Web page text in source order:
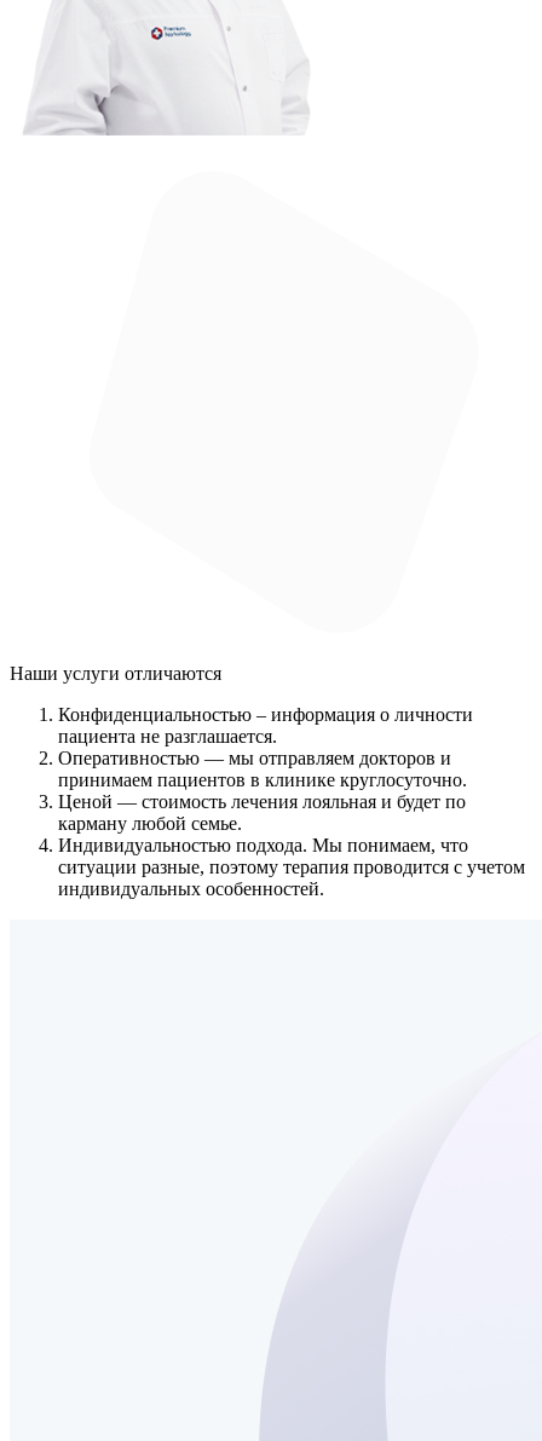
Наши услуги отличаются
Конфиденциальностью – информация о личности
пациента не разглашается.
Оперативностью — мы отправляем докторов и
принимаем пациентов в клинике круглосуточно.
Ценой — стоимость лечения лояльная и будет по
карману любой семье.
Индивидуальностью подхода. Мы понимаем, что
ситуации разные, поэтому терапия проводится с учетом
индивидуальных особенностей.